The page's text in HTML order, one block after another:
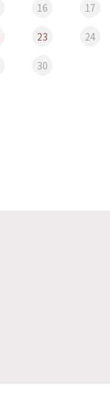
16 17
23 24
30